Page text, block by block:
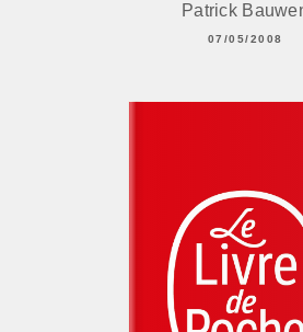
Patrick
07/05/2008